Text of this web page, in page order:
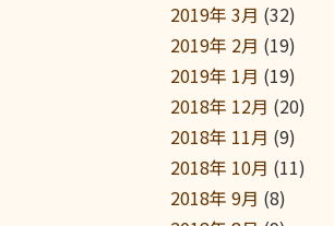
2019年 3月 (32)
2019年 2月 (19)
2019年 1月 (19)
2018年 12月 (20)
2018年 11月 (9)
2018年 10月 (11)
2018年 9月 (8)